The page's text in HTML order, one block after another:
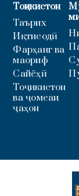
Тоҷикистон
Таърих
Иқтисодӣ
Фарҳанг ва
маориф
Сайёҳӣ
Тоҷикистон
ва ҷомеаи
ҷаҳон